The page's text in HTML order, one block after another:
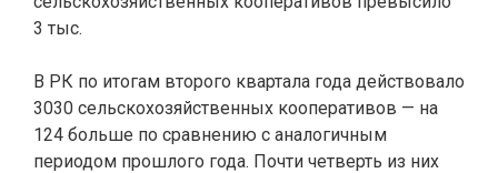
3 тыс.
В РК по итогам второго квартала года действовало
3030 сельскохозяйственных кооперативов — на
124 больше по сравнению с аналогичным
периодом прошлого года. Почти четверть из них